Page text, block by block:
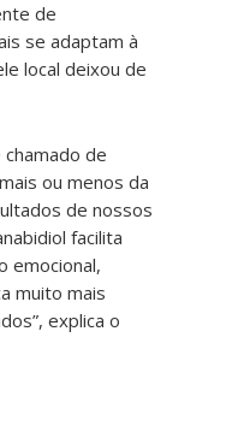
de
se adaptam à
local deixou de
de
ou menos da
de nossos
facilita
emocional,
muito mais
explica o